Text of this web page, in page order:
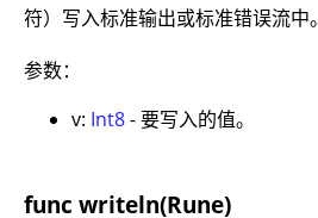
符）写入标准输出或标准错误流中。
参数：
v: Int8- 要写入的值。
func writeln(Rune)